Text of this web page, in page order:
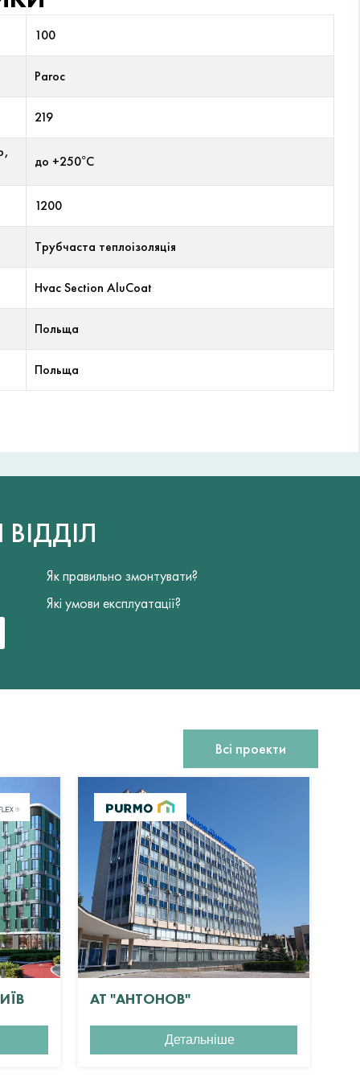
100
Paroc
219
до +250°С
1200
Трубчаста теплоізоляція
Hvac Section AluCoat
Польща
Польща
ВІДДІЛ
Як правильно змонтувати?
Які умови експлуатації?
Всі проекти
АТ "АНТОНОВ"
Детальніше